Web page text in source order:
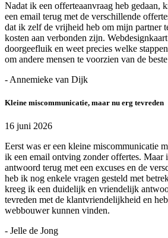
Nadat ik een offerteaanvraag heb gedaan,
een email terug met de verschillende
dat ik zelf de vrijheid heb om mijn partner
kosten aan verbonden zijn.
doorgeefluik en weet precies welke
om andere mensen te voorzien van de
- Annemieke van Dijk
Kleine miscommunicatie, maar nu erg tevreden
16 juni 2026
Eerst was er een kleine miscommunicatie
ik een email ontving zonder offertes. Maar
antwoord terug met een excuses en de
heb ik nog enkele vragen gesteld met
kreeg ik een duidelijk en vriendelijk
tevreden met de klantvriendelijkheid en
webbouwer kunnen vinden.
- Jelle de Jong